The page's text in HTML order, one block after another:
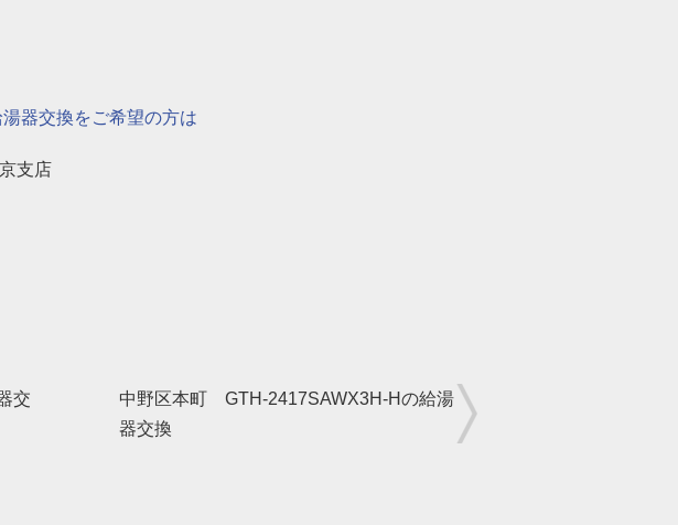
器交換をご希望の方は
支店
交
中野区本町 GTH-2417SAWX3H-Hの給湯
器交換